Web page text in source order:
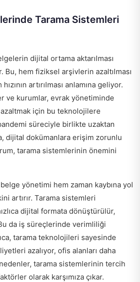
Tarama Sistemleri
dijital ortama aktarılması
Bu, hem fiziksel arşivlerin azaltılması
artırılması anlamına geliyor.
ve kurumlar, evrak yönetiminde
azaltmak için bu teknolojilere
süreciyle birlikte uzaktan
dijital dokümanlara erişim zorunlu
tarama sistemlerinin önemini
yönetimi hem zaman kaybına yol
artırır. Tarama sistemleri
dijital formata dönüştürülür,
da iş süreçlerinde verimliliği
tarama teknolojileri sayesinde
azalıyor, ofis alanları daha
tarama sistemlerinin tercih
olarak karşımıza çıkar.